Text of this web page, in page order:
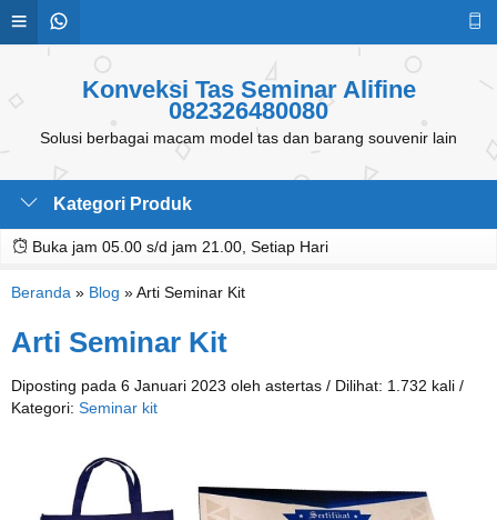
Konveksi Tas Seminar Alifine
082326480080
Solusi berbagai macam model tas dan barang souvenir lain
Kategori Produk
Buka jam 05.00 s/d jam 21.00, Setiap Hari
Beranda » Blog »Arti Seminar Kit
Arti Seminar Kit
Diposting pada 6 Januari 2023 oleh astertas / Dilihat: 1.732 kali /
Kategori: Seminar kit